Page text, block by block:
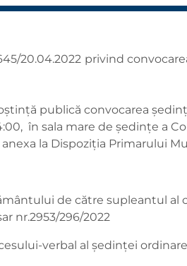
20.04.2022 privind
publică convocarea
în sala mare de ședințe a
anexa la Dispoziția Primarului
de către supleantul al
nr.2953/296/2022
verbal al ședinței